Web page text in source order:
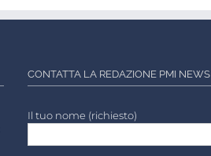
CONTATTA LA REDAZIONE PMI NEWS
Il tuo nome (richiesto)